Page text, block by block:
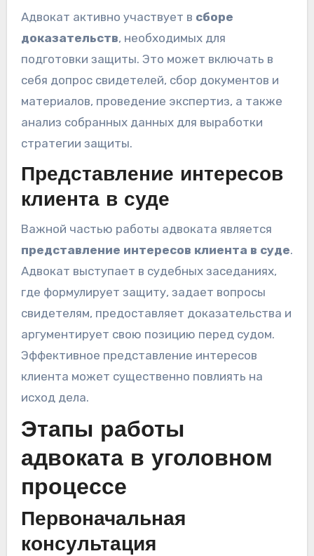
Адвокат активно участвует в сборе
доказательств, необходимых для
подготовки защиты. Это может включать в
себя допрос свидетелей, сбор документов и
материалов, проведение экспертиз, а также
анализ собранных данных для выработки
стратегии защиты.
Представление интересов
клиента в суде
Важной частью работы адвоката является
представление интересов клиента в суде.
Адвокат выступает в судебных заседаниях,
где формулирует защиту, задает вопросы
свидетелям, предоставляет доказательства и
аргументирует свою позицию перед судом.
Эффективное представление интересов
клиента может существенно повлиять на
исход дела.
Этапы работы
адвоката в уголовном
процессе
Первоначальная
консультация